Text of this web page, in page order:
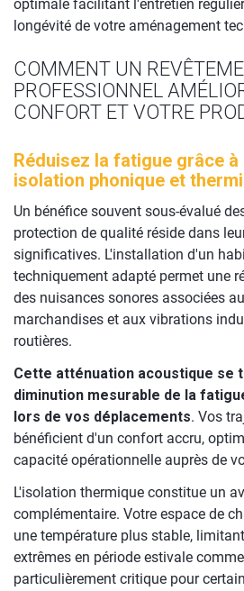
optimale facilitant l'entretien
longévité de votre aménagement
COMMENT UN
PROFESSIONNEL
CONFORT ET VOTRE
Réduisez la fatigue grâce à
isolation phonique et
Un bénéfice souvent sous-évalué
protection de qualité réside dans
significatives. L'installation d'un
techniquement adapté permet une
des nuisances sonores associées
marchandises et aux vibrations
routières.
Cette atténuation acoustique se
diminution mesurable de la
lors de vos déplacements. Vos
bénéficient d'un confort accru,
capacité opérationnelle auprès de
L'isolation thermique constitue un
complémentaire. Votre espace de
une température plus stable,
extrêmes en période estivale
particulièrement critique pour